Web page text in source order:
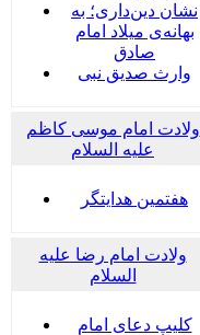
نشان دین‌داری؛ به
بهانه‌ی میلاد امام
صادق
وارث صدیق نبی
ولادت امام موسی کاظم
علیه السلام
هفتمین هدایتگر
ولادت امام رضا علیه
السلام
کلیپ دعای امام